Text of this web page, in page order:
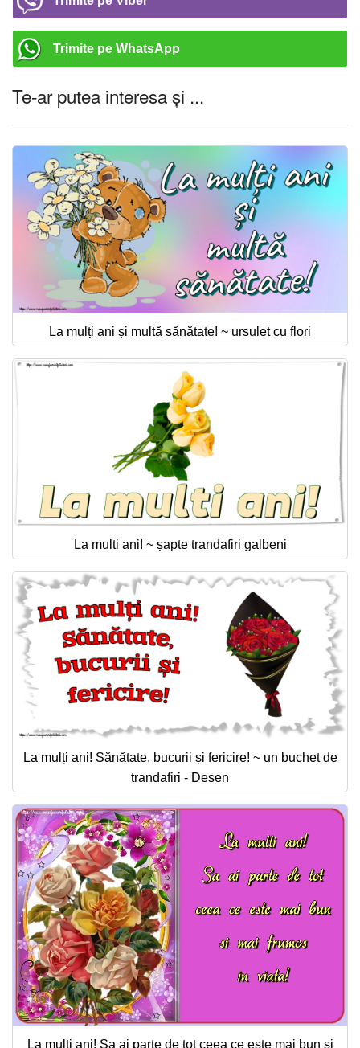
Trimite pe WhatsApp
Te-ar putea interesa și ...
La mulți ani și multă sănătate! ~ ursulet cu flori
La multi ani! ~ șapte trandafiri galbeni
La mulți ani! Sănătate, bucurii și fericire! ~ un buchet de
trandafiri - Desen
La multi ani! Sa ai parte de tot ceea ce este mai bun si